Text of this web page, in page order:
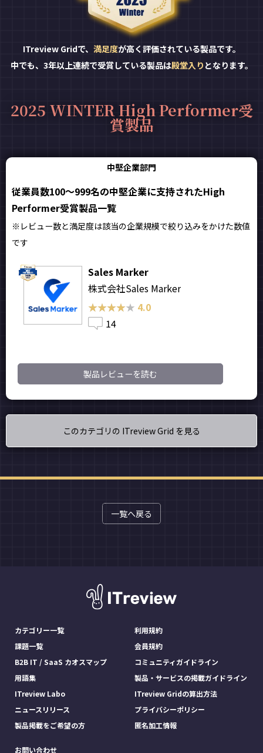
ITreview Gridで、 満足度が高く評価されている製品です。
中でも、3年以上連続で受賞している製品は殿堂入り となります。
2025 WINTER High Performer受
賞製品
中堅企業部門
従業員数100～999名の中堅企業に支持されたHigh
Performer受賞製品一覧
※レビュー数と満足度は該当の企業規模で絞り込みをかけた数値
です
Sales Marker
株式会社Sales Marker
★★★★★
★★★★★ 4.0
14
製品レビューを読む
このカテゴリの ITreview Grid を見る
一覧へ戻る
カテゴリー一覧
課題一覧
B2B IT / SaaS カオスマップ
用語集
ITreview Labo
ニュースリリース
製品掲載をご希望の方
利用規約
会員規約
コミュニティガイドライン
製品・サービスの掲載ガイドライン
ITreview Gridの算出方法
プライバシーポリシー
匿名加工情報
お問い合わせ